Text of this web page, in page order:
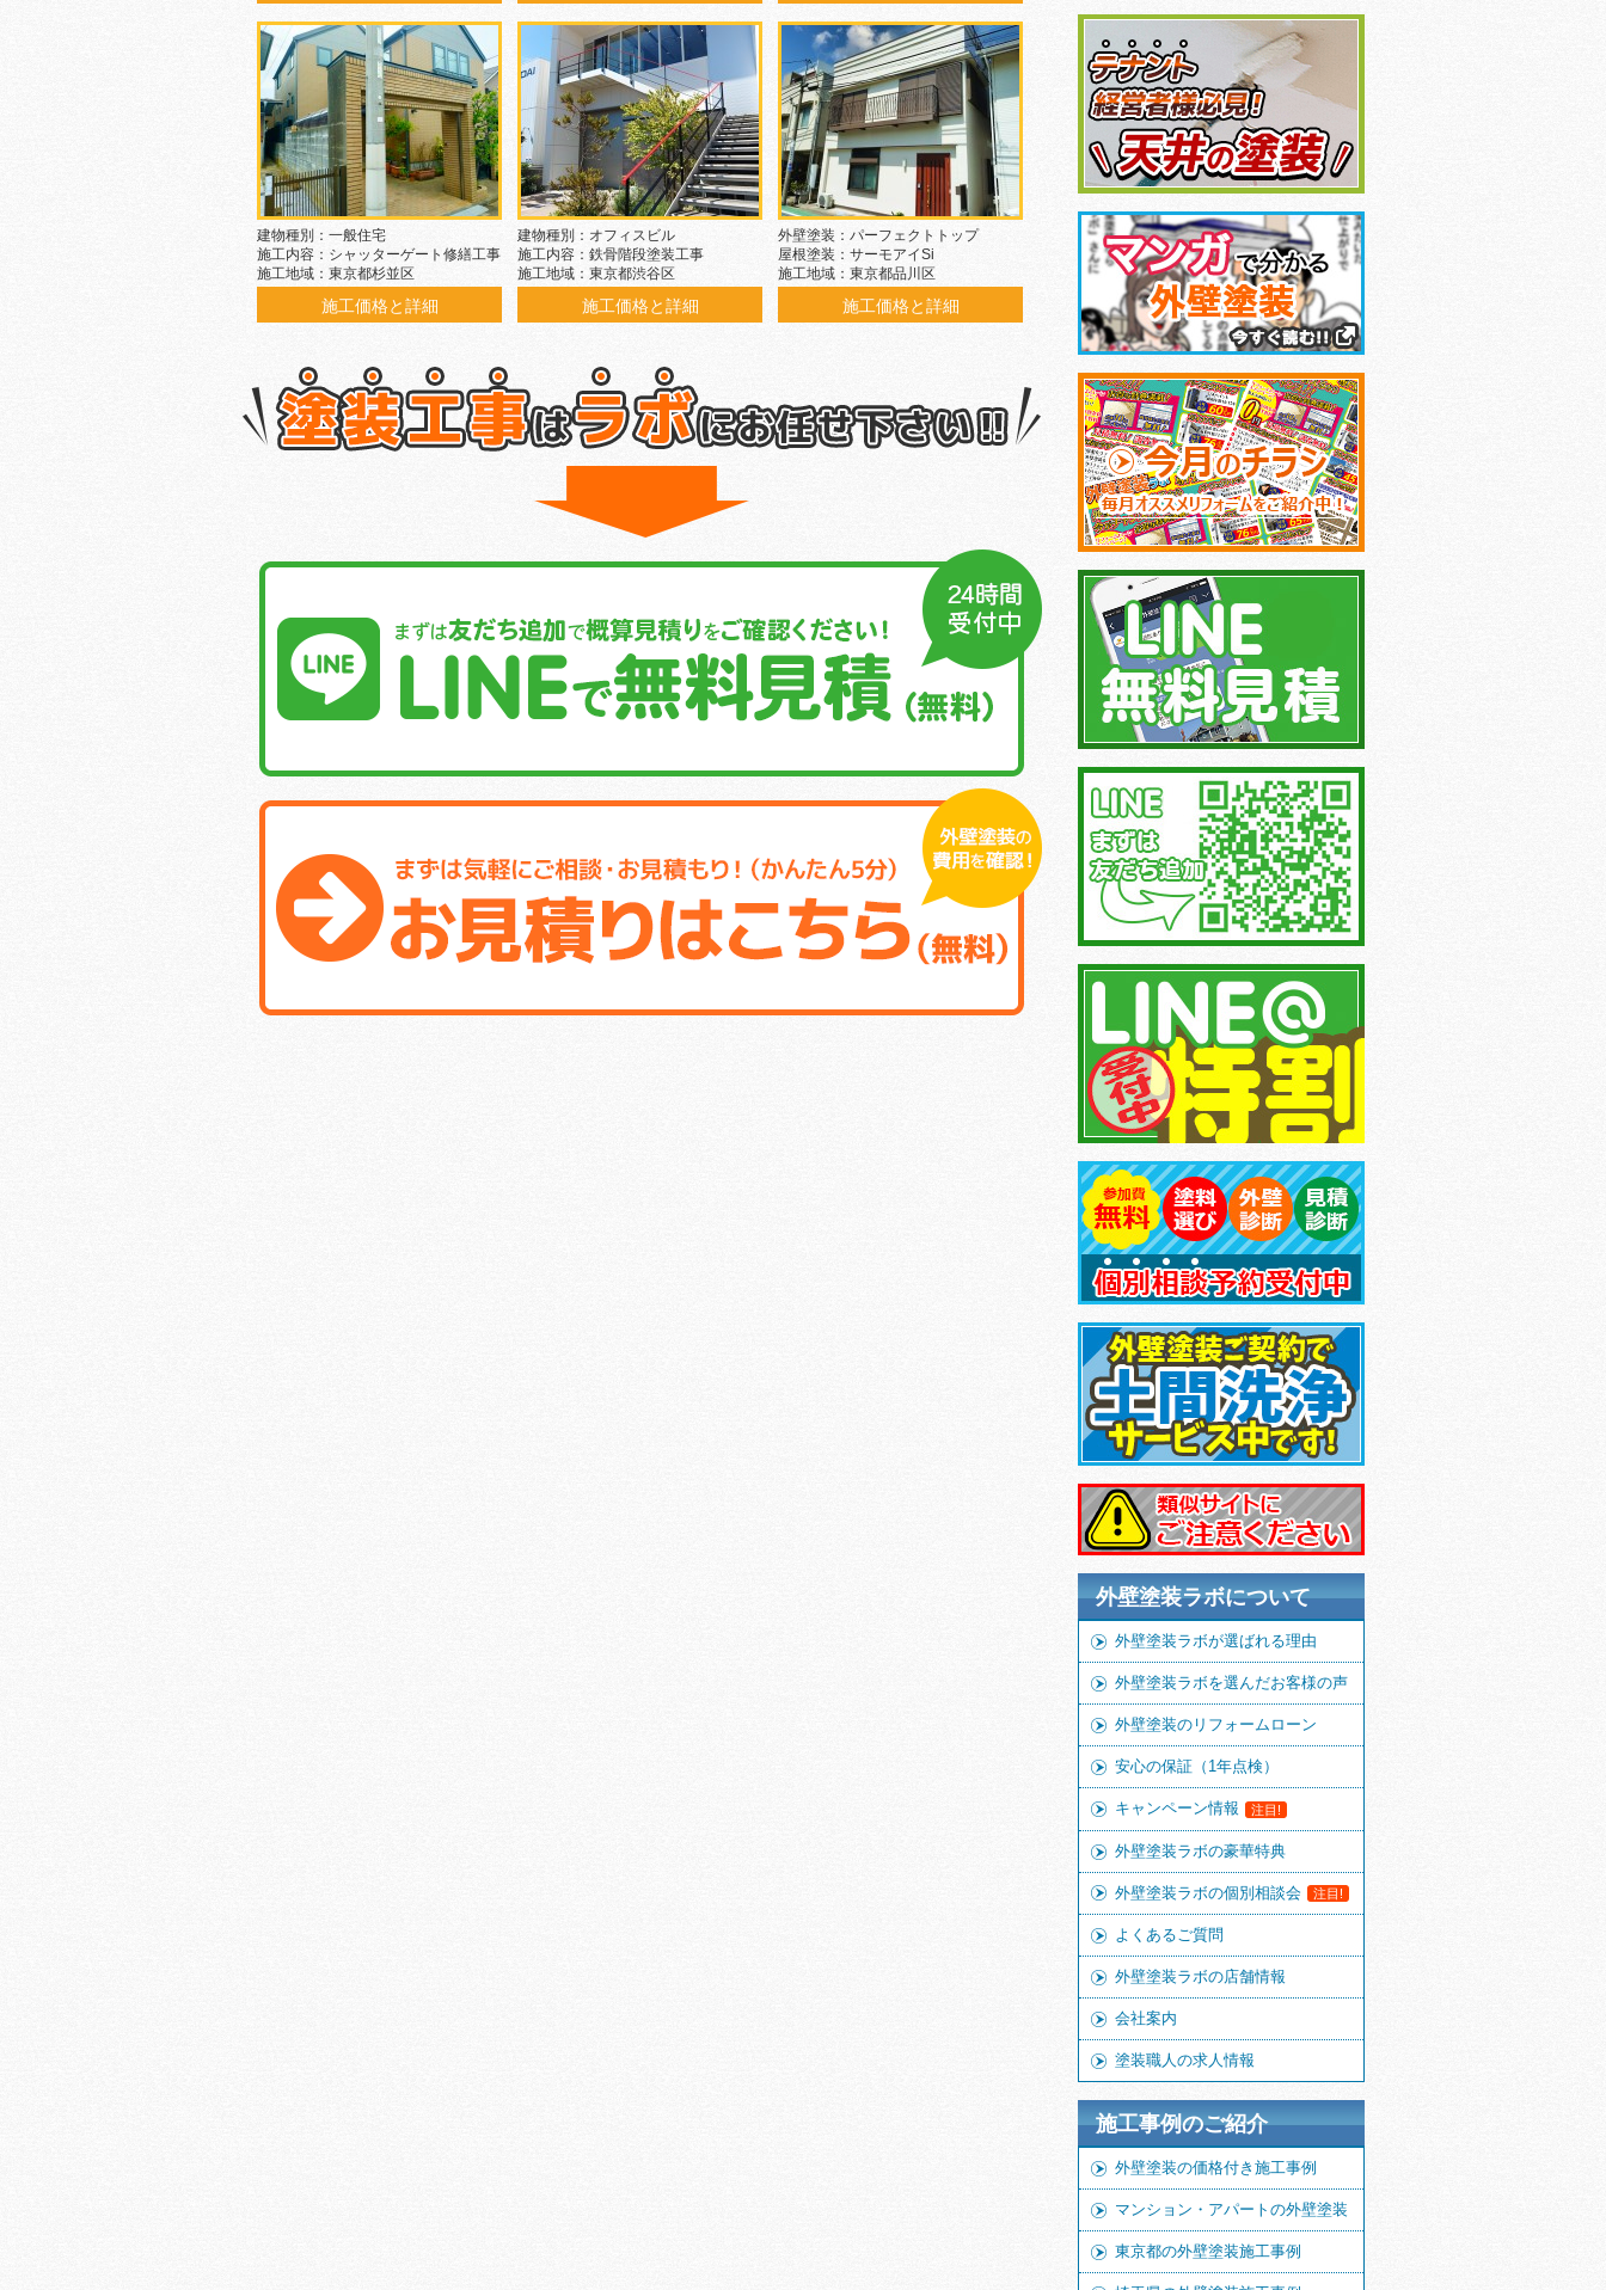
建物種別：一般住宅
施工内容：シャッターゲート修繕工事
施工地域：東京都杉並区
施工価格と詳細
建物種別：オフィスビル
施工内容：鉄骨階段塗装工事
施工地域：東京都渋谷区
施工価格と詳細
外壁塗装：パーフェクトトップ
屋根塗装：サーモアイSi
施工地域：東京都品川区
施工価格と詳細
外壁塗装ラボについて
外壁塗装ラボが選ばれる理由
外壁塗装ラボを選んだお客様の声
外壁塗装のリフォームローン
安心の保証（1年点検）
キャンペーン情報 注目!
外壁塗装ラボの豪華特典
外壁塗装ラボの個別相談会 注目!
よくあるご質問
外壁塗装ラボの店舗情報
会社案内
塗装職人の求人情報
施工事例のご紹介
外壁塗装の価格付き施工事例
マンション・アパートの外壁塗装
東京都の外壁塗装施工事例